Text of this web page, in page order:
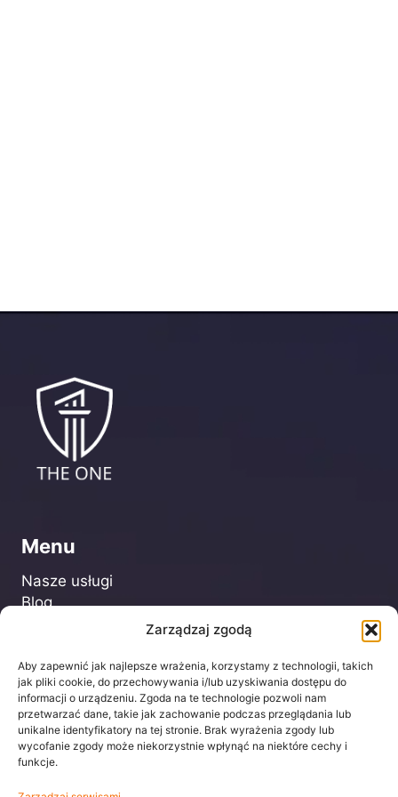
Zarządzaj zgodą
Aby zapewnić jak najlepsze wrażenia, korzystamy z technologii, takich
jak pliki cookie, do przechowywania i/lub uzyskiwania dostępu do
informacji o urządzeniu. Zgoda na te technologie pozwoli nam
przetwarzać dane, takie jak zachowanie podczas przeglądania lub
unikalne identyfikatory na tej stronie. Brak wyrażenia zgody lub
wycofanie zgody może niekorzystnie wpłynąć na niektóre cechy i
funkcje.
Menu
Nasze usługi
Blog
Dla Klienta
Regulamin
Polityka prywatności